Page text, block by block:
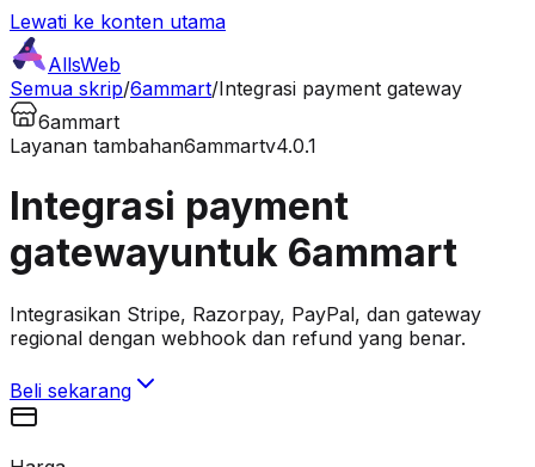
Lewati ke konten utama
AllsWeb
Semua skrip/6ammart/Integrasi payment gateway
6ammart
Layanan tambahan6ammartv4.0.1
Integrasi payment
gatewayuntuk 6ammart
Integrasikan Stripe, Razorpay, PayPal, dan gateway
regional dengan webhook dan refund yang benar.
Beli sekarang